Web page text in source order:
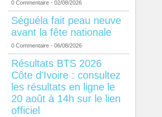
0 Commentaire - 02/08/2026
Séguéla fait peau neuve
avant la fête nationale
0 Commentaire - 06/08/2026
Résultats BTS 2026
Côte d'Ivoire : consultez
les résultats en ligne le
20 août à 14h sur le lien
officiel